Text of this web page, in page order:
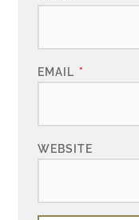
EMAIL *
WEBSITE